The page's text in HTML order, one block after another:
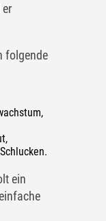
folgende
ein